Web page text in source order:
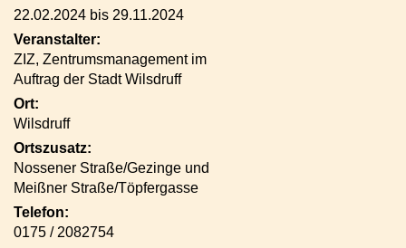
22.02.2024 bis 29.11.2024
Veranstalter:
ZIZ, Zentrumsmanagement im
Auftrag der Stadt Wilsdruff
Ort:
Wilsdruff
Ortszusatz:
Nossener Straße/Gezinge und
Meißner Straße/Töpfergasse
Telefon:
0175 / 2082754